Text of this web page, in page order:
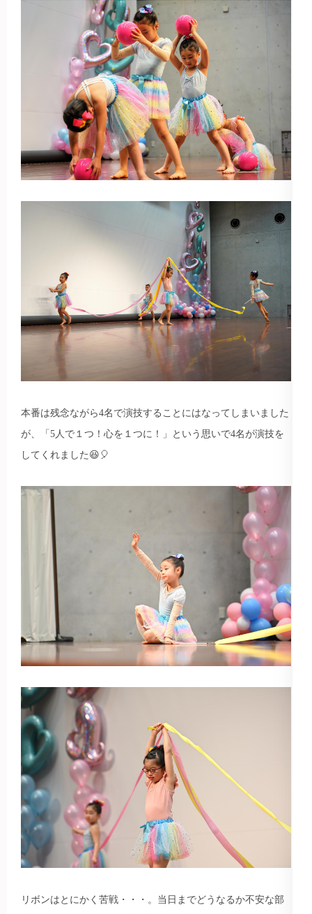
本番は残念ながら4名で演技することにはなってしまいました
が、「5人で１つ！心を１つに！」という思いで4名が演技を
してくれました😆🎈
リボンはとにかく苦戦・・・。当日までどうなるか不安な部